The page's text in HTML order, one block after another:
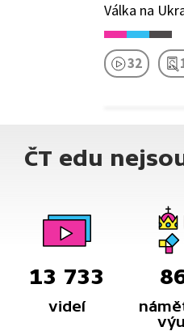
Válka na
32
ČT edu
13 733
videí